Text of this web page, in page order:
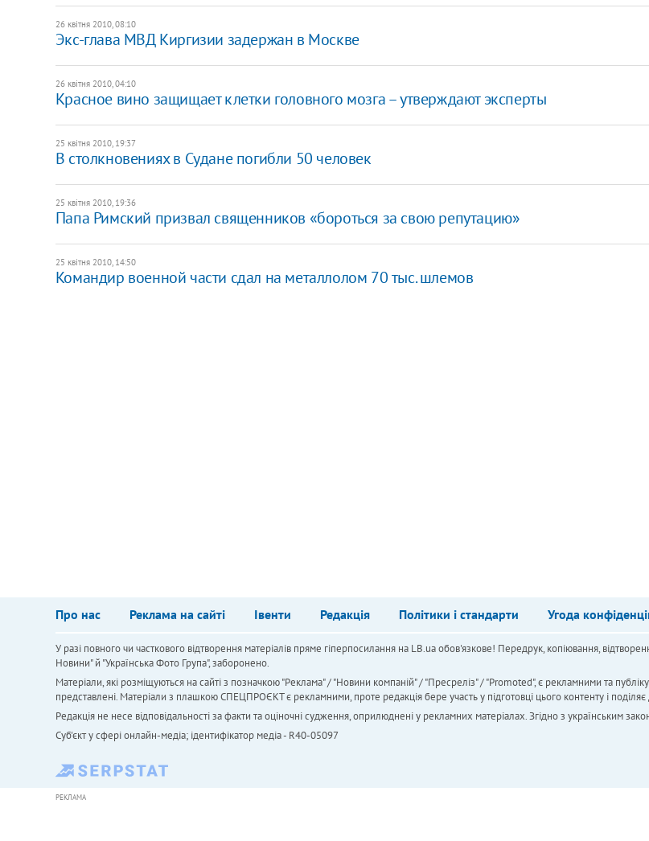
26 квітня 2010, 08:10
Экс-глава МВД Киргизии задержан в Москве
26 квітня 2010, 04:10
Красное вино защищает клетки головного мозга – утверждают эксперты
25 квітня 2010, 19:37
В столкновениях в Судане погибли 50 человек
25 квітня 2010, 19:36
Папа Римский призвал священников «бороться за свою репутацию»
25 квітня 2010, 14:50
Командир военной части сдал на металлолом 70 тыс. шлемов
Про нас Реклама на сайті Івенти Редакція Політики і стандарти Угода
У разі повного чи часткового відтворення матеріалів пряме гіперпосилання на LB.ua обов'язкове! Передрук, копіювання,
Новини" й "Українська Фото Група", заборонено.
Матеріали, які розміщуються на сайті з позначкою "Реклама" / "Новини компаній" / "Пресреліз" / "Promoted", є рекламними та
представлені. Матеріали з плашкою СПЕЦПРОЄКТ є рекламними, проте редакція бере участь у підготовці цього контенту і
Редакція не несе відповідальності за факти та оціночні судження, оприлюднені у рекламних матеріалах. Згідно з українським
Cуб'єкт у сфері онлайн-медіа; ідентифікатор медіа - R40-05097
РЕКЛАМА